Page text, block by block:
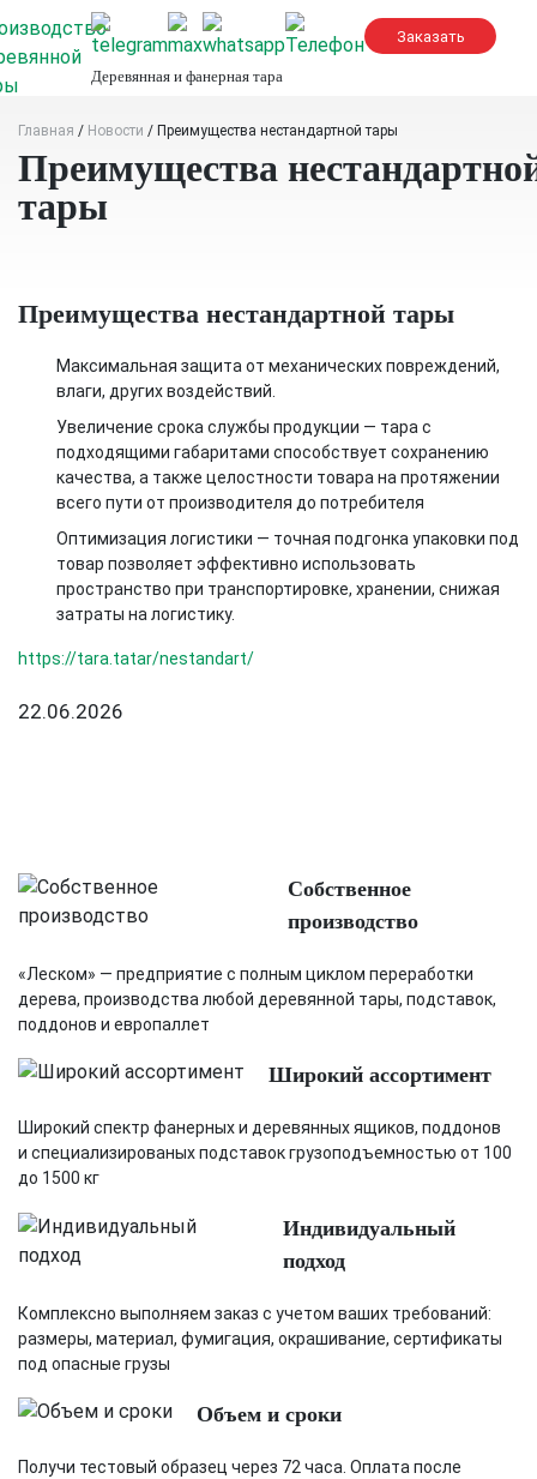
to
content
Деревянная и фанерная тара
Главная / Новости / Преимущества нестандартной тары
Преимущества
тары
Преимущества нестандартной тары
Максимальная защита от механических повреждений,
влаги, других воздействий.
Увеличение срока службы продукции — тара с
подходящими габаритами способствует сохранению
качества, а также целостности товара на протяжении
всего пути от производителя до потребителя
Оптимизация логистики — точная подгонка упаковки под
товар позволяет эффективно использовать
пространство при транспортировке, хранении, снижая
затраты на логистику.
https://tara.tatar/nestandart/
22.06.2026
Собственное
производство
«Леском» — предприятие с полным циклом переработки
дерева, производства любой деревянной тары, подставок,
поддонов и европаллет
Широкий ассортимент
Широкий спектр фанерных и деревянных ящиков, поддонов
и специализированых подставок грузоподъемностью от 100
до 1500 кг
Индивидуальный
подход
Комплексно выполняем заказ с учетом ваших требований:
размеры, материал, фумигация, окрашивание, сертификаты
под опасные грузы
Объем и сроки
Получи тестовый образец через 72 часа. Оплата после